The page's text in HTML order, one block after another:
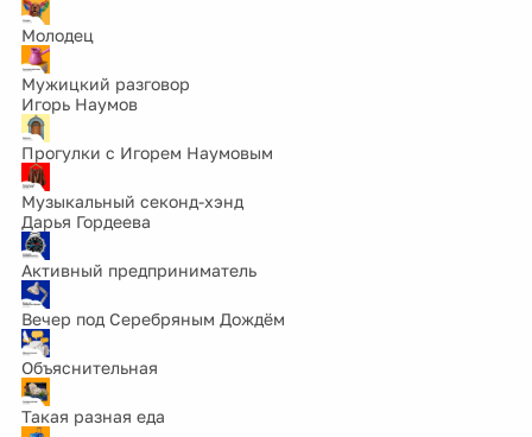
Молодец
Мужицкий разговор
Игорь Наумов
Прогулки с Игорем Наумовым
Музыкальный секонд-хэнд
Дарья Гордеева
Активный предприниматель
Вечер под Серебряным Дождём
Объяснительная
Такая разная еда